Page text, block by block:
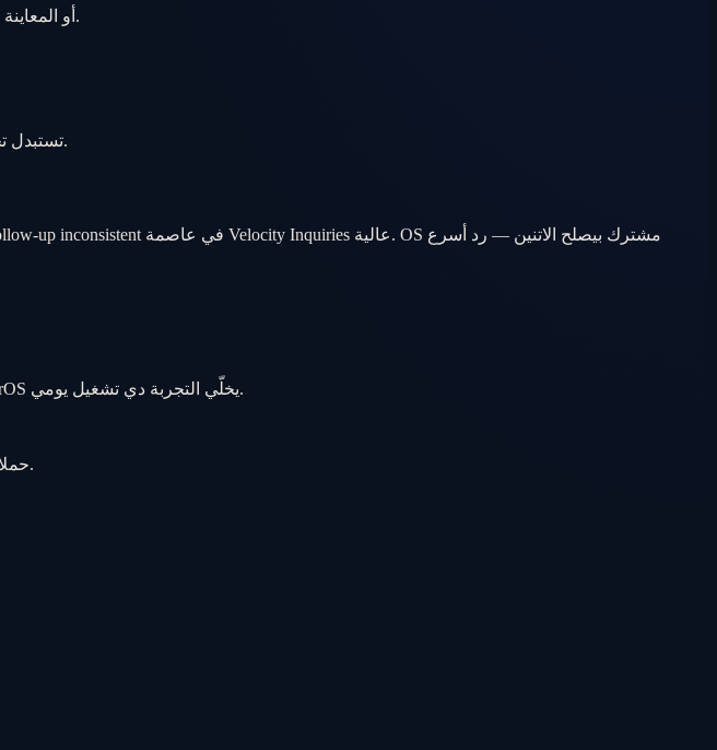
BrokerOS يلخص نية المشتري، ينبّه على Stages واقفة، ويقترح الاتصال أو Exposé أو المعاينة الجاية قبل ما الإيراد يضيع.
Shift reports وKPIs Response time وDashboards صحة Pipeline تستبدل تخمين الإكسل آخر الأسبوع لمكاتب السعودية.
العميل مش مستني CRM. هو مستني رد سريع، عقارات مناسبة، معاينة مؤكدة، وFollow-up محترم. BrokerOS يخلّي التجربة دي تشغيل يومي.
Lead من الرياض يوصل من إعلانات عقارية أونلاين وإعلانات مبوبة وReferrals واتساب وLeads حملات المطورين.